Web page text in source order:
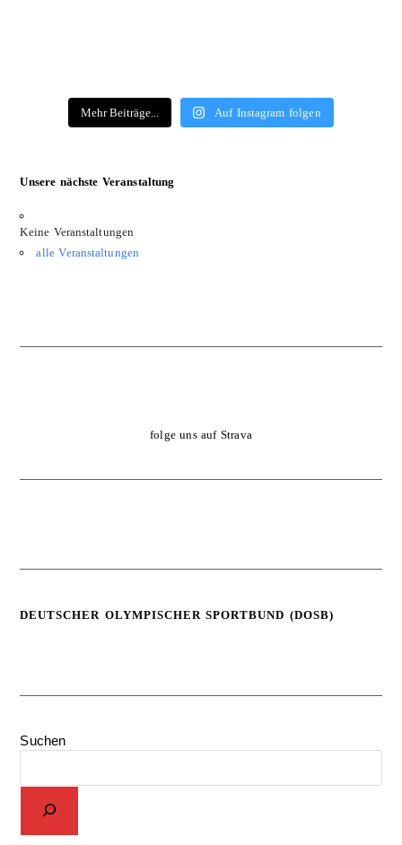
Mehr Beiträge... Auf Instagram folgen
Unsere nächste Veranstaltung
Keine Veranstaltungen
alle Veranstaltungen
folge uns auf Strava
DEUTSCHER OLYMPISCHER SPORTBUND (DOSB)
Suchen